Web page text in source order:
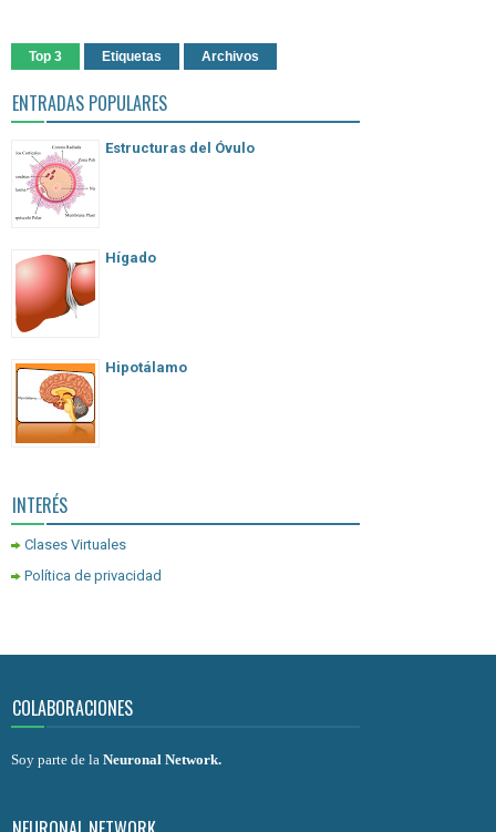
Top 3 Etiquetas Archivos
ENTRADAS POPULARES
Estructuras del Óvulo
Hígado
Hipotálamo
INTERÉS
Clases Virtuales
Política de privacidad
COLABORACIONES
Soy parte de la Neuronal Network.